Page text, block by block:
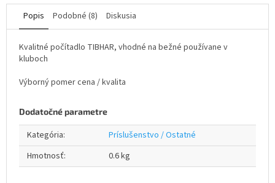
Popis Podobné (8) Diskusia
Kvalitné počítadlo TIBHAR, vhodné na bežné používane v
kluboch
Výborný pomer cena / kvalita
Dodatočné parametre
Kategória:
Príslušenstvo / Ostatné
Hmotnosť: 0.6 kg